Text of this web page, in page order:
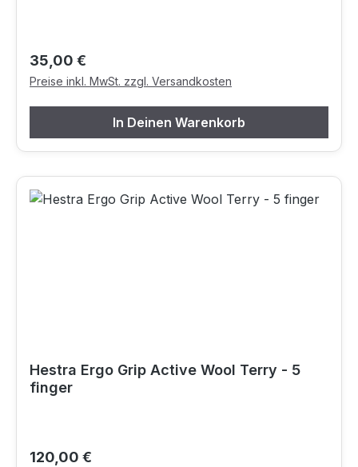
Regulärer Preis:
35,00 €
Preise inkl. MwSt. zzgl. Versandkosten
In Deinen Warenkorb
Hestra Ergo Grip Active Wool Terry - 5
finger
Regulärer Preis:
120,00 €